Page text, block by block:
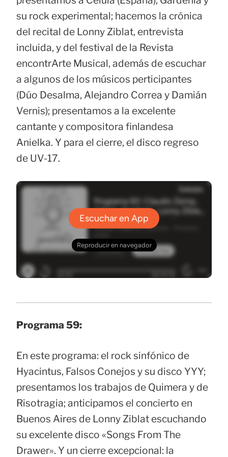
su rock experimental; hacemos la crónica
del recital de Lonny Ziblat, entrevista
incluida, y del festival de la Revista
encontrArte Musical, además de escuchar
a algunos de los músicos perticipantes
(Dúo Desalma, Alejandro Correa y Damián
Vernis); presentamos a la excelente
cantante y compositora finlandesa
Anielka. Y para el cierre, el disco regreso
de UV-17.
Programa 59:
En este programa: el rock sinfónico de
Hyacintus, Falsos Conejos y su disco YYY;
presentamos los trabajos de Quimera y de
Risotragia; anticipamos el concierto en
Buenos Aires de Lonny Ziblat escuchando
su excelente disco «Songs From The
Drawer». Y un cierre excepcional: la